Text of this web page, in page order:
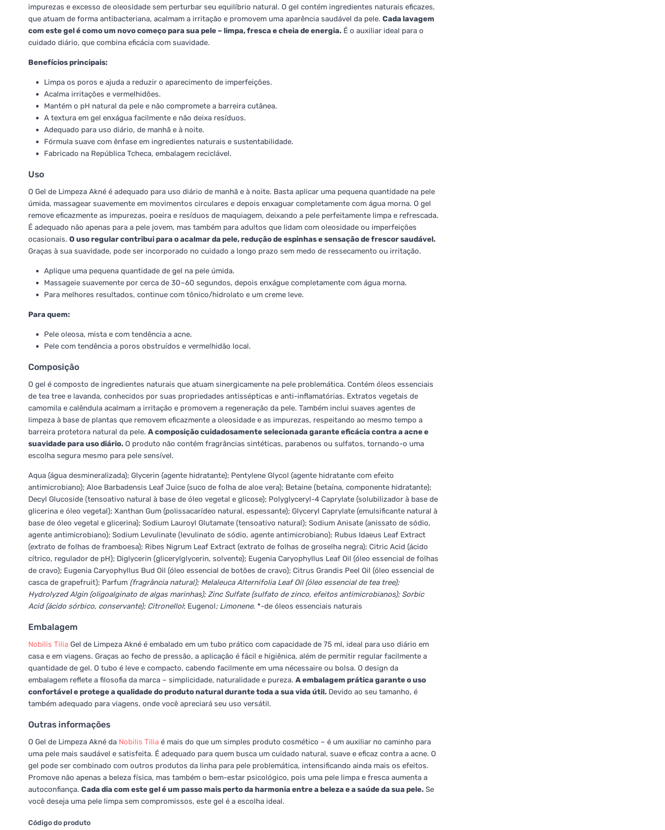
impurezas e excesso de oleosidade sem perturbar seu equilíbrio natural. O gel contém ingredientes naturais eficazes,
que atuam de forma antibacteriana, acalmam a irritação e promovem uma aparência saudável da pele. Cada lavagem
com este gel é como um novo começo para sua pele – limpa, fresca e cheia de energia. É o auxiliar ideal para o
cuidado diário, que combina eficácia com suavidade.
Benefícios principais:
Limpa os poros e ajuda a reduzir o aparecimento de imperfeições.
Acalma irritações e vermelhidões.
Mantém o pH natural da pele e não compromete a barreira cutânea.
A textura em gel enxágua facilmente e não deixa resíduos.
Adequado para uso diário, de manhã e à noite.
Fórmula suave com ênfase em ingredientes naturais e sustentabilidade.
Fabricado na República Tcheca, embalagem reciclável.
Uso
O Gel de Limpeza Akné é adequado para uso diário de manhã e à noite. Basta aplicar uma pequena quantidade na pele
úmida, massagear suavemente em movimentos circulares e depois enxaguar completamente com água morna. O gel
remove eficazmente as impurezas, poeira e resíduos de maquiagem, deixando a pele perfeitamente limpa e refrescada.
É adequado não apenas para a pele jovem, mas também para adultos que lidam com oleosidade ou imperfeições
ocasionais. O uso regular contribui para o acalmar da pele, redução de espinhas e sensação de frescor saudável.
Graças à sua suavidade, pode ser incorporado no cuidado a longo prazo sem medo de ressecamento ou irritação.
Aplique uma pequena quantidade de gel na pele úmida.
Massageie suavemente por cerca de 30–60 segundos, depois enxágue completamente com água morna.
Para melhores resultados, continue com tônico/hidrolato e um creme leve.
Para quem:
Pele oleosa, mista e com tendência a acne.
Pele com tendência a poros obstruídos e vermelhidão local.
Composição
O gel é composto de ingredientes naturais que atuam sinergicamente na pele problemática. Contém óleos essenciais
de tea tree e lavanda, conhecidos por suas propriedades antissépticas e anti-inflamatórias. Extratos vegetais de
camomila e calêndula acalmam a irritação e promovem a regeneração da pele. Também inclui suaves agentes de
limpeza à base de plantas que removem eficazmente a oleosidade e as impurezas, respeitando ao mesmo tempo a
barreira protetora natural da pele. A composição cuidadosamente selecionada garante eficácia contra a acne e
suavidade para uso diário. O produto não contém fragrâncias sintéticas, parabenos ou sulfatos, tornando-o uma
escolha segura mesmo para pele sensível.
Aqua (água desmineralizada); Glycerin (agente hidratante); Pentylene Glycol (agente hidratante com efeito
antimicrobiano); Aloe Barbadensis Leaf Juice (suco de folha de aloe vera); Betaine (betaína, componente hidratante);
Decyl Glucoside (tensoativo natural à base de óleo vegetal e glicose); Polyglyceryl-4 Caprylate (solubilizador à base de
glicerina e óleo vegetal); Xanthan Gum (polissacarídeo natural, espessante); Glyceryl Caprylate (emulsificante natural à
base de óleo vegetal e glicerina); Sodium Lauroyl Glutamate (tensoativo natural); Sodium Anisate (anissato de sódio,
agente antimicrobiano); Sodium Levulinate (levulinato de sódio, agente antimicrobiano); Rubus Idaeus Leaf Extract
(extrato de folhas de framboesa); Ribes Nigrum Leaf Extract (extrato de folhas de groselha negra); Citric Acid (ácido
cítrico, regulador de pH); Diglycerin (glicerylglycerin, solvente); Eugenia Caryophyllus Leaf Oil (óleo essencial de folhas
de cravo); Eugenia Caryophyllus Bud Oil (óleo essencial de botões de cravo); Citrus Grandis Peel Oil (óleo essencial de
casca de grapefruit); Parfum (fragrância natural); Melaleuca Alternifolia Leaf Oil (óleo essencial de tea tree);
Hydrolyzed Algin (oligoalginato de algas marinhas); Zinc Sulfate (sulfato de zinco, efeitos antimicrobianos); Sorbic
Acid (ácido sórbico, conservante); Citronellol; Eugenol; Limonene. *-de óleos essenciais naturais
Embalagem
Nobilis Tilia Gel de Limpeza Akné é embalado em um tubo prático com capacidade de 75 ml, ideal para uso diário em
casa e em viagens. Graças ao fecho de pressão, a aplicação é fácil e higiênica, além de permitir regular facilmente a
quantidade de gel. O tubo é leve e compacto, cabendo facilmente em uma nécessaire ou bolsa. O design da
embalagem reflete a filosofia da marca – simplicidade, naturalidade e pureza. A embalagem prática garante o uso
confortável e protege a qualidade do produto natural durante toda a sua vida útil. Devido ao seu tamanho, é
também adequado para viagens, onde você apreciará seu uso versátil.
Outras informações
O Gel de Limpeza Akné da Nobilis Tilia é mais do que um simples produto cosmético – é um auxiliar no caminho para
uma pele mais saudável e satisfeita. É adequado para quem busca um cuidado natural, suave e eficaz contra a acne. O
gel pode ser combinado com outros produtos da linha para pele problemática, intensificando ainda mais os efeitos.
Promove não apenas a beleza física, mas também o bem-estar psicológico, pois uma pele limpa e fresca aumenta a
autoconfiança. Cada dia com este gel é um passo mais perto da harmonia entre a beleza e a saúde da sua pele. Se
você deseja uma pele limpa sem compromissos, este gel é a escolha ideal.
Código do produto